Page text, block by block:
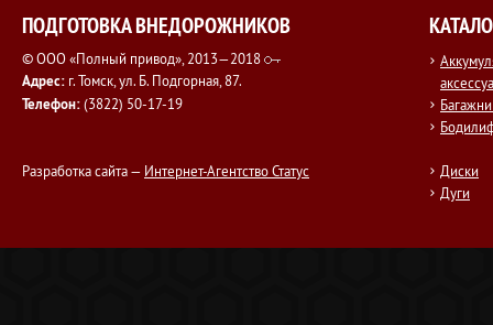
ПОДГОТОВКА ВНЕДОРОЖНИКОВ
© ООО «Полный привод», 2013—2018
Адрес: г. Томск, ул. Б. Подгорная, 87.
Телефон:(3822) 50-17-19
Разработка сайта — Интернет-Агентство Статус
Диски
Дуги